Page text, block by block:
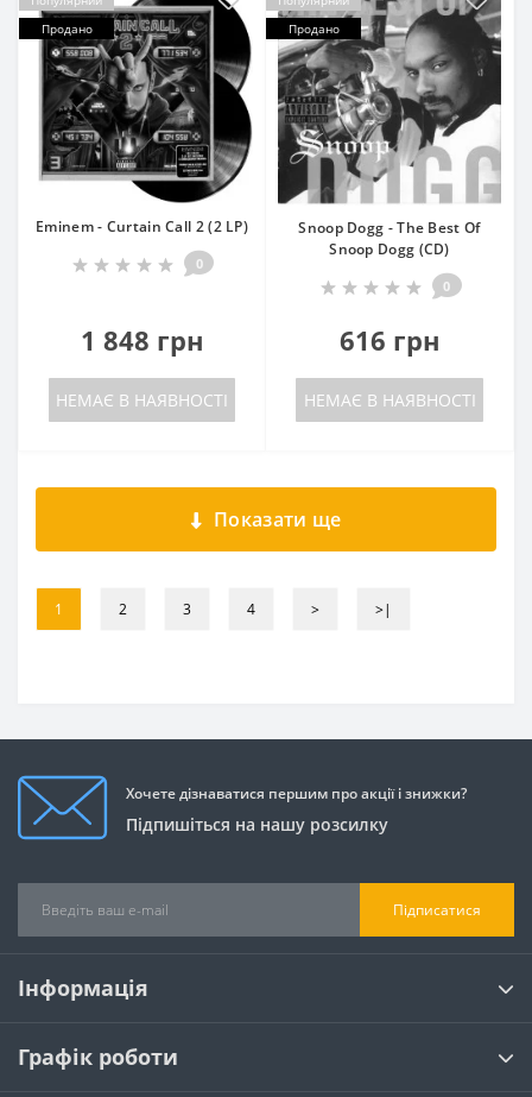
Продано
Eminem - Curtain Call 2 (2 LP)
0
1 848 грн
НЕМАЄ В НАЯВНОСТІ
Продано
Snoop Dogg - The Best Of
Snoop Dogg (CD)
0
616 грн
НЕМАЄ В НАЯВНОСТІ
Показати ще
1 2 3 4 > >|
Хочете дізнаватися першим про акції і знижки?
Підпишіться на нашу розсилку
Підписатися
Інформація
Графік роботи